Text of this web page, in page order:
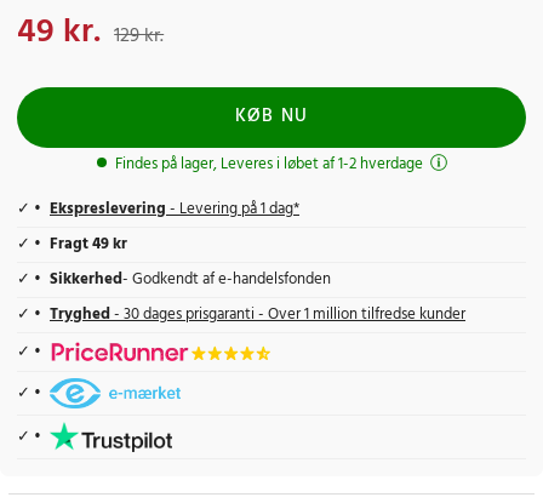
Nuværende pris
49 kr. 129 kr.
KØB NU
Findes på lager, Leveres i løbet af 1-2 hverdage
Ekspreslevering- Levering på 1 dag*
Fragt 49 kr
Sikkerhed- Godkendt af e-handelsfonden
Tryghed- 30 dages prisgaranti - Over 1 million tilfredse kunder